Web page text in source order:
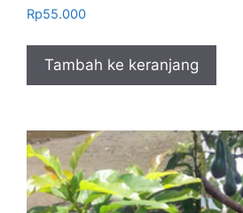
Rp55.000
Tambah ke keranjang